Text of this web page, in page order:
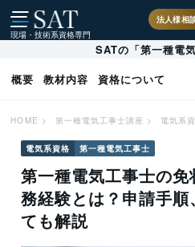
現場・技術系資格専門
法人様相
SATの「第一種電
概要
教材内容 資格について
HOME > 第一種電気工事士講座 > 電気系
電気系資格 第一種電気工事士
第一種電気工事士の
務経験とは？申請手
ても解説